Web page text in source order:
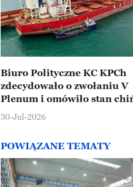
Biuro Polityczne KC KPCh
zdecydowało o zwołaniu V
Plenum i omówiło stan
gospodarki
30-Jul-2026
POWIĄZANE TEMATY